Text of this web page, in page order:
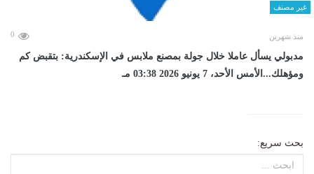
غير مصنف
منذ شهرين 0
مدبولي يسأل عاملا خلال جولة بمصنع ملابس في الإسكندرية: بتقبض كم
ومؤهلك...الأمس الأحد، 7 يونيو 2026 03:38 مـ
بحث سريع: